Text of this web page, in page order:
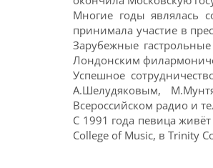
Многие годы являлась
принимала участие в
Зарубежные
Лондонским
Успешное
А.Шелудяковым,
Всероссийском радио и
С 1991 года певица
College of Music, в Trinity